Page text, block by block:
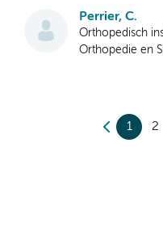
Perrier, C.
Orthopedisch
Orthopedie en
1 2